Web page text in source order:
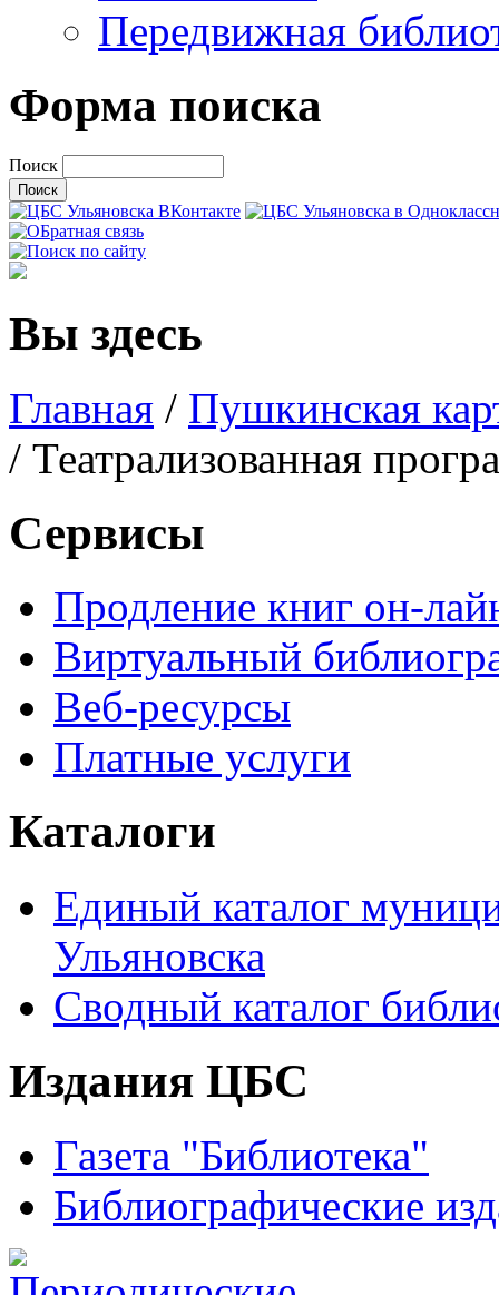
Передвижная
Форма поиска
Поиск
Вы здесь
Главная / Пушкинская
/ Театрализованная
Сервисы
Продление книг он-
Виртуальный
Веб-ресурсы
Платные услуги
Каталоги
Единый каталог
Ульяновска
Сводный каталог
Издания ЦБС
Газета "Библиотека"
Библиографические